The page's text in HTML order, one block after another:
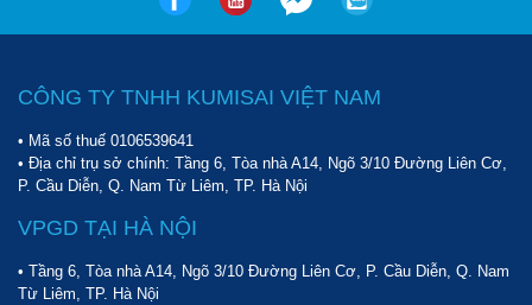
CÔNG TY TNHH KUMISAI VIỆT NAM
• Mã số thuế 0106539641
• Địa chỉ trụ sở chính: Tầng 6, Tòa nhà A14, Ngõ 3/10 Đường Liên Cơ,
P. Cầu Diễn, Q. Nam Từ Liêm, TP. Hà Nội
VPGD TẠI HÀ NỘI
• Tầng 6, Tòa nhà A14, Ngõ 3/10 Đường Liên Cơ, P. Cầu Diễn, Q. Nam
Từ Liêm, TP. Hà Nội